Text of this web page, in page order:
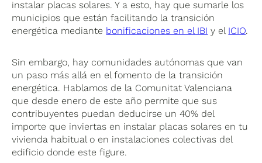
instalar placas solares. Y a esto, hay que sumarle los
municipios que están facilitando la transición
energética mediante bonificaciones en el IBI y el ICIO.
Sin embargo, hay comunidades autónomas que van
un paso más allá en el fomento de la transición
energética. Hablamos de la Comunitat Valenciana
que desde enero de este año permite que sus
contribuyentes puedan deducirse un 40% del
importe que inviertas en instalar placas solares en tu
vivienda habitual o en instalaciones colectivas del
edificio donde este figure.